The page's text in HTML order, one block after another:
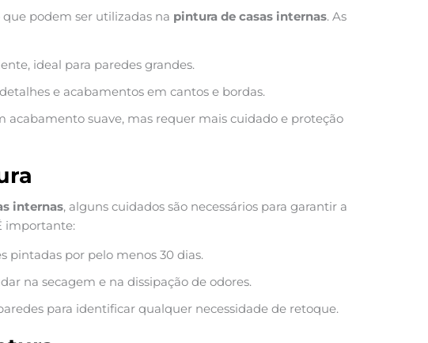
podem ser utilizadas na pintura de casas internas. As
ideal para paredes grandes.
e acabamentos em cantos e bordas.
acabamento suave, mas requer mais cuidado e proteção
internas, alguns cuidados são necessários para garantir a
importante:
pintadas por pelo menos 30 dias.
na secagem e na dissipação de odores.
para identificar qualquer necessidade de retoque.